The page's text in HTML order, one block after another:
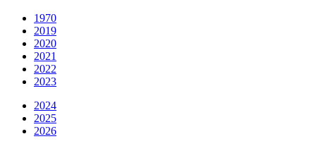
1970
2019
2020
2021
2022
2023
2024
2025
2026